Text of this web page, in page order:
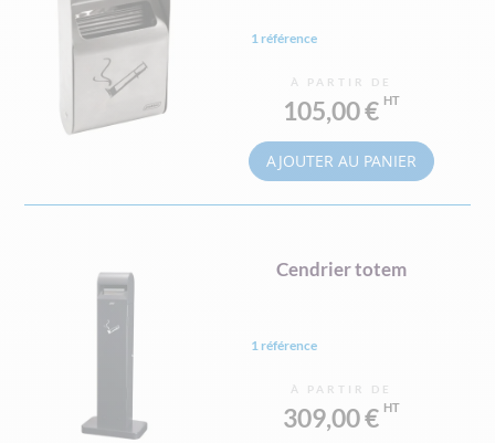
1 référence
À PARTIR DE
105,00 €
AJOUTER AU PANIER
Cendrier totem
1 référence
À PARTIR DE
309,00 €